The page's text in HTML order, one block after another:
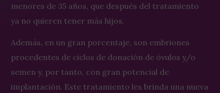
menores de 35 años, que después del tratamiento
ya no quieren tener más hijos.
Además, en un gran porcentaje, son embriones
procedentes de ciclos de donación de óvulos y/o
semen y, por tanto, con gran potencial de
implantación. Este tratamiento les brinda una nueva